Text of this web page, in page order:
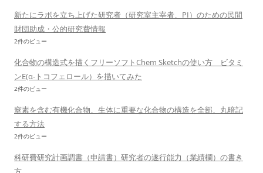
新たにラボを立ち上げた研究者（研究室主宰者、PI）のための民間
財団助成・公的研究費情報
2件のビュー
化合物の構造式を描くフリーソフトChem Sketchの使い方 ビタミ
ンE(α-トコフェロール）を描いてみた
2件のビュー
窒素を含む有機化合物、生体に重要な化合物の構造を全部、丸暗記
する方法
2件のビュー
科研費研究計画調書（申請書）研究者の遂行能力（業績欄）の書き